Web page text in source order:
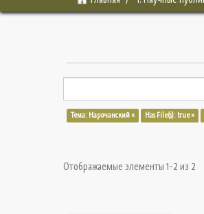
Тема: Нарочанский × Has File(s): true ×
Отображаемые элементы 1-2 из 2